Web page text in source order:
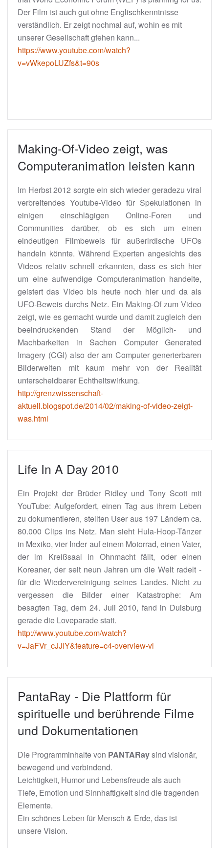
Der Film ist auch gut ohne Englischkenntnisse
verständlich. Er zeigt nochmal auf, wohin es mit
unserer Gesellschaft gfehen kann...
https://www.youtube.com/watch?
v=vWkepoLUZfs&t=90s
Making-Of-Video zeigt, was
Computeranimation leisten kann
Im Herbst 2012 sorgte ein sich wieder geradezu viral
verbreitendes Youtube-Video für Spekulationen in
einigen einschlägigen Online-Foren und
Communities darüber, ob es sich um einen
eindeutigen Filmbeweis für außerirdische UFOs
handeln könnte. Während Experten angesichts des
Videos relativ schnell erkannten, dass es sich hier
um eine aufwendige Computeranimation handelte,
geistert das Video bis heute noch hier und da als
UFO-Beweis durchs Netz. Ein Making-Of zum Video
zeigt, wie es gemacht wurde und damit zugleich den
beeindruckenden Stand der Möglich- und
Machbarkeiten in Sachen Computer Generated
Imagery (CGI) also der am Computer generierbaren
Bilderwelten mit kaum mehr von der Realität
unterscheidbarer Echtheitswirkung.
http://grenzwissenschaft-
aktuell.blogspot.de/2014/02/making-of-video-zeigt-
was.html
Life In A Day 2010
Ein Projekt der Brüder Ridley und Tony Scott mit
YouTube: Aufgefordert, einen Tag aus ihrem Leben
zu dokumentieren, stellten User aus 197 Ländern ca.
80.000 Clips ins Netz. Man sieht Hula-Hoop-Tänzer
in Mexiko, vier Inder auf einem Motorrad, einen Vater,
der im Kreißsaal in Ohnmacht fällt, oder einen
Koreaner, der seit neun Jahren um die Welt radelt -
für die Wiedervereinigung seines Landes. Nicht zu
vergessen die Bilder einer Katastrophe: Am
besagten Tag, dem 24. Juli 2010, fand in Duisburg
gerade die Loveparade statt.
http://www.youtube.com/watch?
v=JaFVr_cJJIY&feature=c4-overview-vl
PantaRay - Die Plattform für
spirituelle und berührende Filme
und Dokumentationen
Die Programminhalte von PANTARaysind visionär,
bewegend und verbindend.
Leichtigkeit, Humor und Lebensfreude als auch
Tiefe, Emotion und Sinnhaftigkeit sind die tragenden
Elemente.
Ein schönes Leben für Mensch & Erde, das ist
unsere Vision.